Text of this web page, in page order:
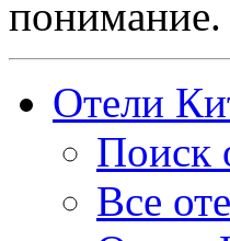
понимание.
Отели
Поиск
Все